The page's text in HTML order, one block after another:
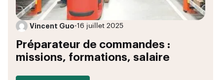
Vincent Guo•16 juillet 2025
Préparateur de commandes :
missions, formations, salaire